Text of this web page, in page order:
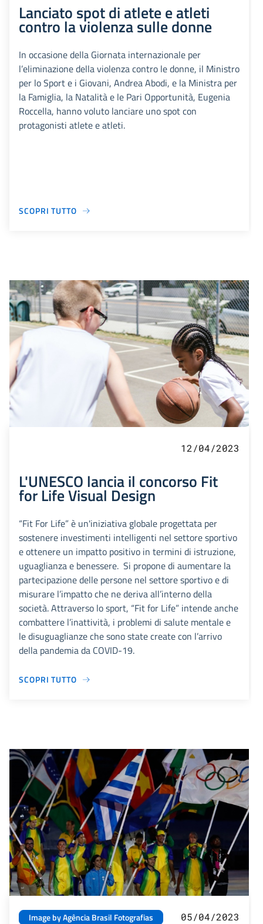
Lanciato spot di atlete e atleti
contro la violenza sulle donne
In occasione della Giornata internazionale per
l’eliminazione della violenza contro le donne, il Ministro
per lo Sport e i Giovani, Andrea Abodi, e la Ministra per
la Famiglia, la Natalità e le Pari Opportunità, Eugenia
Roccella, hanno voluto lanciare uno spot con
protagonisti atlete e atleti.
SCOPRI TUTTO
12/04/2023
L'UNESCO lancia il concorso Fit
for Life Visual Design
“Fit For Life” è un'iniziativa globale progettata per
sostenere investimenti intelligenti nel settore sportivo
e ottenere un impatto positivo in termini di istruzione,
uguaglianza e benessere. Si propone di aumentare la
partecipazione delle persone nel settore sportivo e di
misurare l’impatto che ne deriva all’interno della
società. Attraverso lo sport, “Fit for Life” intende anche
combattere l’inattività, i problemi di salute mentale e
le disuguaglianze che sono state create con l’arrivo
della pandemia da COVID-19.
SCOPRI TUTTO
Image by Agência Brasil Fotografias 05/04/2023